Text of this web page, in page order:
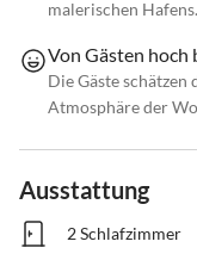
malerischen Hafens.
Von Gästen hoch
Die Gäste
Atmosphäre der
Ausstattung
2 Schlafzimmer